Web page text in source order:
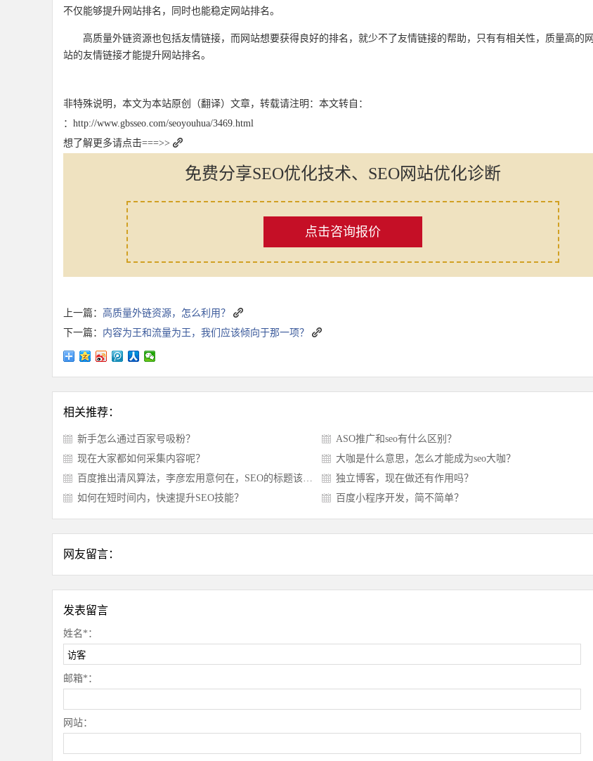
不仅能够提升网站排名，同时也能稳定网站排名。
高质量外链资源也包括友情链接，而网站想要获得良好的排名，就少不了友情链接的帮助，只有有相关性，质量高的网
站的友情链接才能提升网站排名。
非特殊说明，本文为本站原创（翻译）文章，转载请注明：本文转自：
：http://www.gbsseo.com/seoyouhua/3469.html
想了解更多请点击===>>
免费分享SEO优化技术、SEO网站优化诊断
点击咨询报价
上一篇： 高质量外链资源，怎么利用？
下一篇： 内容为王和流量为王，我们应该倾向于那一项？
相关推荐：
新手怎么通过百家号吸粉？
ASO推广和seo有什么区别？
现在大家都如何采集内容呢？
大咖是什么意思，怎么才能成为seo大咖？
百度推出清风算法，李彦宏用意何在，SEO的标题该如何优化？
独立博客，现在做还有作用吗？
如何在短时间内，快速提升SEO技能？
百度小程序开发，简不简单？
网友留言：
发表留言
姓名*：
邮箱*：
网站：